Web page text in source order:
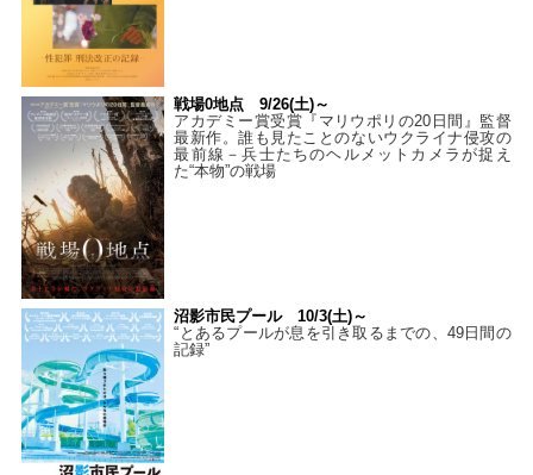
戦場0地点 9/26(土)～
アカデミー賞受賞『マリウポリの20日間』監督
最新作。誰も見たことのないウクライナ侵攻の
最前線－兵士たちのヘルメットカメラが捉え
た“本物”の戦場
沼影市民プール 10/3(土)～
“とあるプールが息を引き取るまでの、49日間の
記録”